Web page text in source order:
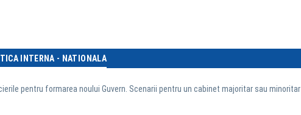
INTERNA - NATIONALA
pentru formarea noului Guvern. Scenarii pentru un cabinet majoritar sau minoritar